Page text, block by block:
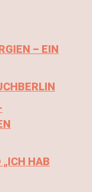
– EIN
HAB